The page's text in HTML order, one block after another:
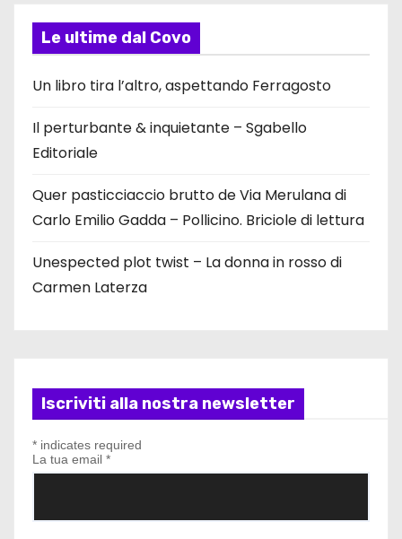
Le ultime dal Covo
Un libro tira l’altro, aspettando Ferragosto
Il perturbante & inquietante – Sgabello
Editoriale
Quer pasticciaccio brutto de Via Merulana di
Carlo Emilio Gadda – Pollicino. Briciole di lettura
Unespected plot twist – La donna in rosso di
Carmen Laterza
Iscriviti alla nostra newsletter
* indicates required
La tua email *